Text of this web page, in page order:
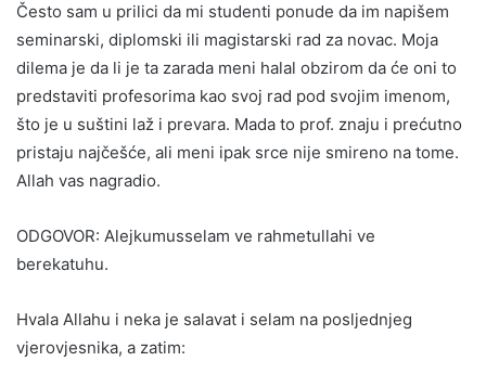
Često sam u prilici da mi studenti ponude da im napišem
seminarski, diplomski ili magistarski rad za novac. Moja
dilema je da li je ta zarada meni halal obzirom da će oni to
predstaviti profesorima kao svoj rad pod svojim imenom,
što je u suštini laž i prevara. Mada to prof. znaju i prećutno
pristaju najčešće, ali meni ipak srce nije smireno na tome.
Allah vas nagradio.
ODGOVOR: Alejkumusselam ve rahmetullahi ve
berekatuhu.
Hvala Allahu i neka je salavat i selam na posljednjeg
vjerovjesnika, a zatim: